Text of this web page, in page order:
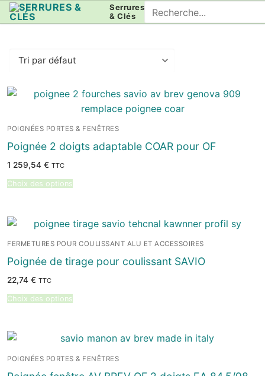
Aller
au
Serrures
& Clés
Rechercher
:
POIGNÉES PORTES & FENÊTRES
Poignée 2 doigts adaptable COAR pour OF
1 259,54 € TTC
Choix des options
FERMETURES POUR COULISSANT ALU ET ACCESSOIRES
Poignée de tirage pour coulissant SAVIO
22,74 € TTC
Choix des options
POIGNÉES PORTES & FENÊTRES